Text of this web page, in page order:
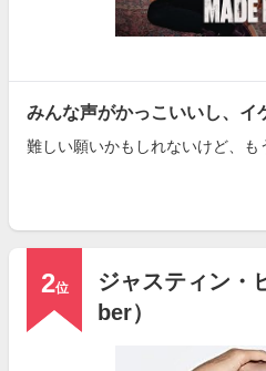
みんな声がかっこいいし、イ
難しい願いかもしれないけど、
2位
ジャスティン
ber）